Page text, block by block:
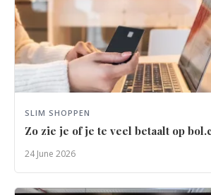
SLIM SHOPPEN
Zo zie je of je te veel betaalt op
24 June 2026